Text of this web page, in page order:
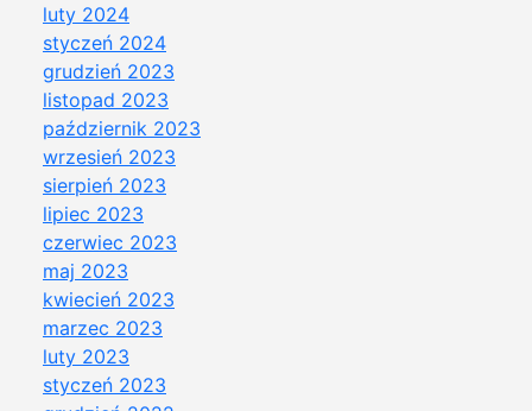
luty 2024
styczeń 2024
grudzień 2023
listopad 2023
październik 2023
wrzesień 2023
sierpień 2023
lipiec 2023
czerwiec 2023
maj 2023
kwiecień 2023
marzec 2023
luty 2023
styczeń 2023